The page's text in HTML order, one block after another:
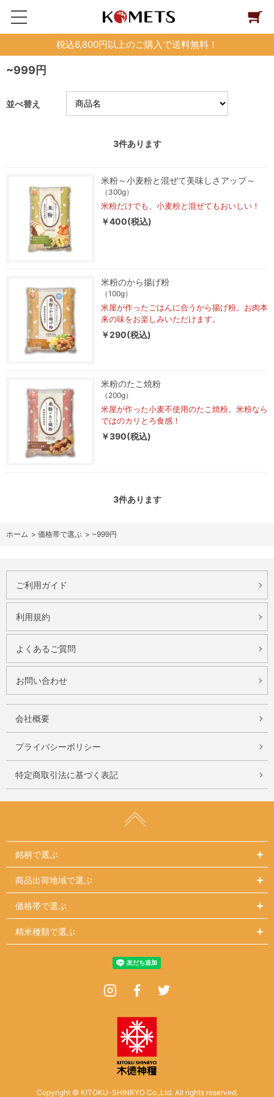
税込6,800円以上のご購入で送料無料！
~999円
並べ替え
3件あります
米粉～小麦粉と混ぜて美味しさアップ～
（300g）
米粉だけでも、小麦粉と混ぜてもおいしい！
￥400(税込)
米粉のから揚げ粉
（100g）
米屋が作ったごはんに合うから揚げ粉。お肉本
来の味をお楽しみいただけます。
￥290(税込)
米粉のたこ焼粉
（200g）
米屋が作った小麦不使用のたこ焼粉。米粉なら
ではのカリとろ食感！
￥390(税込)
3件あります
ホーム > 価格帯で選ぶ > ~999円
ご利用ガイド
利用規約
よくあるご質問
お問い合わせ
会社概要
プライバシーポリシー
特定商取引法に基づく表記
銘柄で選ぶ
商品出荷地域で選ぶ
価格帯で選ぶ
精米種類で選ぶ
InstagramFacebook
Copyright © KITOKU-SHINRYO Co.,Ltd. All rights reserved.